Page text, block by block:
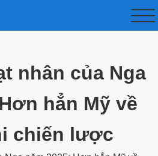
nhân của Nga
hẳn Mỹ về
chiến lược